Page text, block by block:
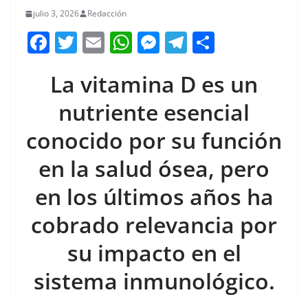
julio 3, 2026 Redacción
F
c
e
b
o
o
k
T
itt
er
E
ai
l
W
at
s
A
p
p
M
ss
e
n
g
er
T
e
gr
a
m
m
p
ar
tir
La vitamina D es un
nutriente esencial
conocido por su función
en la salud ósea, pero
en los últimos años ha
cobrado relevancia por
su impacto en el
sistema inmunológico.